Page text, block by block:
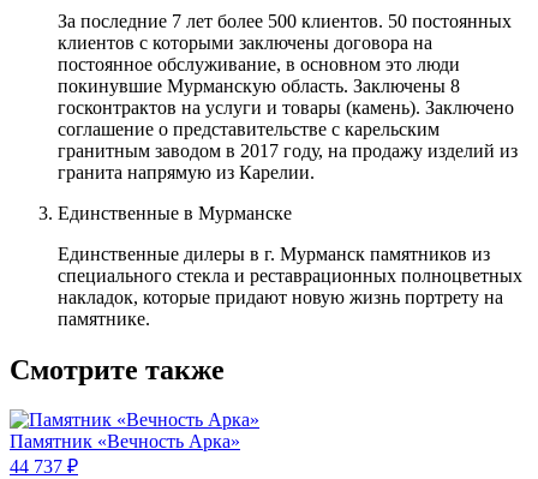
За последние 7 лет более 500 клиентов. 50 постоянных
клиентов с которыми заключены договора на
постоянное обслуживание, в основном это люди
покинувшие Мурманскую область. Заключены 8
госконтрактов на услуги и товары (камень). Заключено
соглашение о представительстве с карельским
гранитным заводом в 2017 году, на продажу изделий из
гранита напрямую из Карелии.
Единственные в Мурманске
Единственные дилеры в г. Мурманск памятников из
специального стекла и реставрационных полноцветных
накладок, которые придают новую жизнь портрету на
памятнике.
Смотрите также
Памятник «Вечность Арка»
44 737 ₽